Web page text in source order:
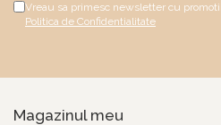
Vreau sa primesc newsletter cu
Politica de Confidentialitate
Magazinul meu